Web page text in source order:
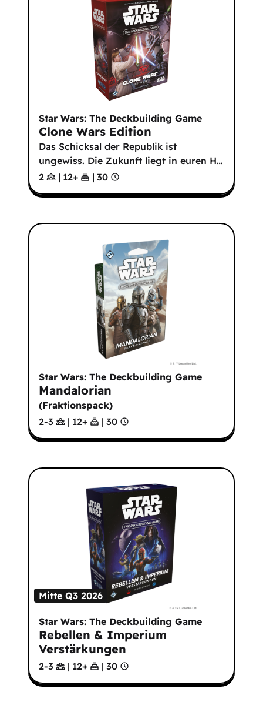
Star Wars: The Deckbuilding Game
Clone Wars Edition
Das Schicksal der Republik ist
ungewiss. Die Zukunft liegt in euren H…
2
| 12+ | 30
Star Wars: The Deckbuilding Game
Mandalorian
(Fraktionspack)
2-3
| 12+ | 30
Mitte Q3 2026
Star Wars: The Deckbuilding Game
Rebellen & Imperium
Verstärkungen
2-3 | 12+ | 30